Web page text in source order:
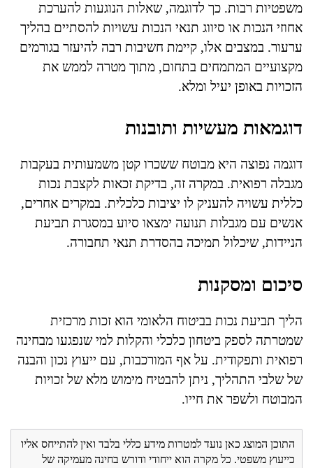
משפטיות רבות. כך לדוגמה, שאלות הנוגעות להערכת
אחוזי הנכות או סיווג תנאי הנכות עשויות להסתיים בהליך
ערעור. במצבים אלו, קיימת חשיבות רבה להיעזר בגורמים
מקצועיים המתמחים בתחום, מתוך מטרה לממש את
הזכויות באופן יעיל ומלא.
דוגמאות מעשיות ותובנות
דוגמה נפוצה היא מבוטח ששכרו קטן משמעותית בעקבות
מגבלה רפואית. במקרה זה, בדיקת זכאות לקצבת נכות
כללית עשויה להעניק לו יציבות כלכלית. במקרים אחרים,
אנשים עם מגבלות תנועה ימצאו סיוע במסגרת תביעת
הניידות, שיכלול תמיכה בהסדרת תנאי תחבורה.
סיכום ומסקנות
הליך תביעת נכות בביטוח הלאומי הוא זכות מרכזית
שמטרתה לספק ביטחון כלכלי והקלות למי שנפגעו מבחינה
רפואית ותפקודית. על אף המורכבות, עם ייעוץ נכון והבנה
של שלבי התהליך, ניתן להבטיח מימוש מלא של זכויות
המבוטח ולשפר את חייו.
התוכן המוצג כאן נועד למטרות מידע כללי בלבד ואין להתייחס אליו
כייעוץ משפטי. כל מקרה הוא ייחודי ודורש בחינה מעמיקה של